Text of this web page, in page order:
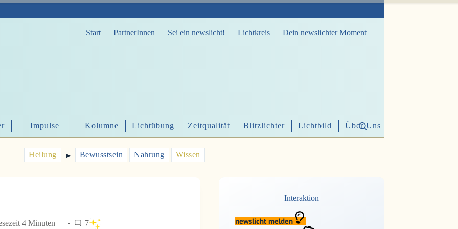
Start PartnerInnen Sei ein newslicht! Lichtkreis Dein newslichter Moment
Impulse Kolumne Lichtübung Zeitqualität Blitzlichter Lichtbild Über Uns
Heilung ▶︎ Bewusstsein Nahrung Wissen
4 Minuten – 7
Interaktion
newslicht melden